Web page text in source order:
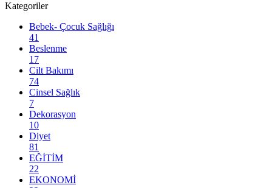
Kategoriler
Bebek- Çocuk Sağlığı
41
Beslenme
17
Cilt Bakımı
74
Cinsel Sağlık
7
Dekorasyon
10
Diyet
81
EĞİTİM
22
EKONOMİ